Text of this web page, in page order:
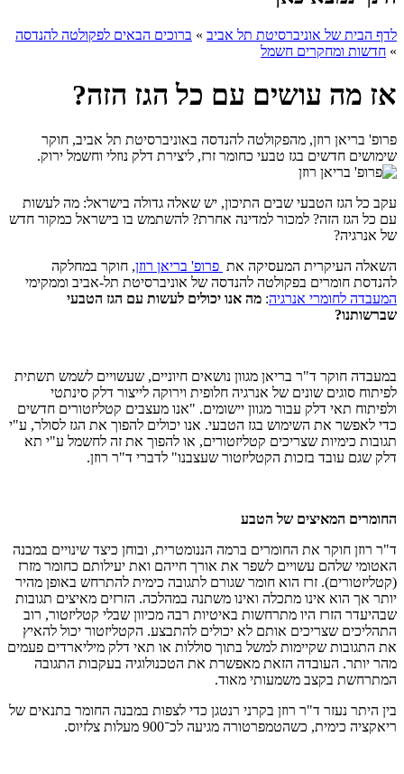
לדף הבית של אוניברסיטת תל אביב » ברוכים הבאים לפקולטה להנדסה
» חדשות ומחקרים חשמל
אז מה עושים עם כל הגז הזה?
פרופ' בריאן רוזן, מהפקולטה להנדסה באוניברסיטת תל אביב, חוקר
שימושים חדשים בגז טבעי כחומר זרז, ליצירת דלק נוזלי וחשמל ירוק.
עקב כל הגז הטבעי שבים התיכון, יש שאלה גדולה בישראל: מה לעשות
עם כל הגז הזה? למכור למדינה אחרת? להשתמש בו בישראל כמקור חדש
של אנרגיה?
השאלה העיקרית המעסיקה את פרופ' בריאן רוזן, חוקר במחלקה
להנדסת חומרים בפקולטה להנדסה של אוניברסיטת תל-אביב וממקימי
המעבדה לחומרי אנרגיה: מה אנו יכולים לעשות עם הגז הטבעי
שברשותנו?
במעבדה חוקר ד"ר בריאן מגוון נושאים חיוניים, שעשויים לשמש תשתית
לפיתוח סוגים שונים של אנרגיה חלופית וירוקה לייצור דלק סינתטי
ולפיתוח תאי דלק עבור מגוון יישומים. "אנו מעצבים קטליזטורים חדשים
כדי לאפשר את השימוש בגז הטבעי. אנו יכולים להפוך את הגז לסולר, ע"י
תגובות כימיות שצריכים קטליזטורים, או להפוך את זה לחשמל ע"י תא
דלק שגם עובד בזכות הקטליזטור שעצבנו" לדברי ד"ר רוזן.
החומרים המאיצים של הטבע
ד"ר רוזן חוקר את החומרים ברמה הננומטרית, ובוחן כיצד שינויים במבנה
האטומי שלהם עשויים לשפר את אורך חייהם ואת יעילותם כחומר מזרז
(קטליזטורים). זרז הוא חומר שגורם לתגובה כימית להתרחש באופן מהיר
יותר אך הוא אינו מתכלה ואינו משתנה במהלכה. הזרזים מאיצים תגובות
שבהיעדר הזרז היו מתרחשות באיטיות רבה מכיוון שבלי קטליזטור, רוב
התהליכים שצריכים אותם לא יכולים להתבצע. הקטליזטור יכול להאיץ
את התגובות שקיימות למשל בתוך סוללות או תאי דלק מיליארדים פעמים
מהר יותר. העובדה הזאת מאפשרת את הטכנולוגיה בעקבות התגובה
המתרחשת בקצב משמעותי מאוד.
בין היתר נעזר ד"ר רוזן בקרני רנטגן כדי לצפות במבנה החומר בתנאים של
ריאקציה כימית, כשהטמפרטורה מגיעה לכ־900 מעלות צלזיוס
.